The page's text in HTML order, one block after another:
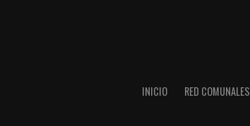
INICIO RED COMUNALES